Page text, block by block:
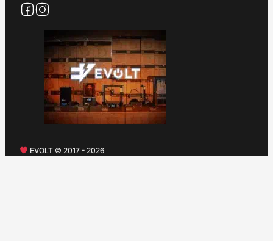
EVOLT © 2017 - 2026